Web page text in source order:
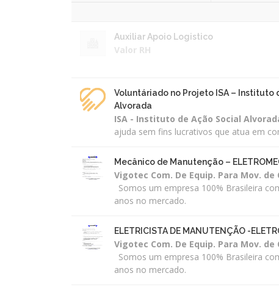
Auxiliar Apoio Logistico
Valor RH
Voluntáriado no Projeto ISA – Instituto
Alvorada
ISA - Instituto de Ação Social
ajuda sem fins lucrativos que atua em
Mecânico de Manutenção –
Vigotec Com. De Equip. Para Mov. de
Somos um empresa 100% Brasileira
anos no mercado.
ELETRICISTA DE MANUTENÇÃO -
Vigotec Com. De Equip. Para Mov. de
Somos um empresa 100% Brasileira
anos no mercado.